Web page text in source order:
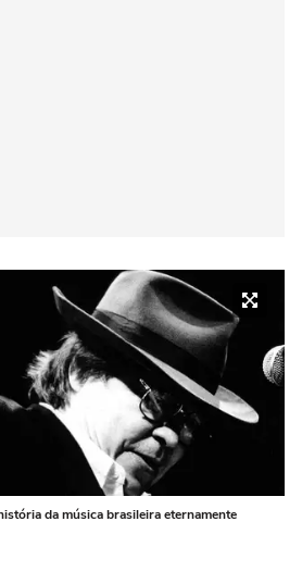
da música brasileira eternamente